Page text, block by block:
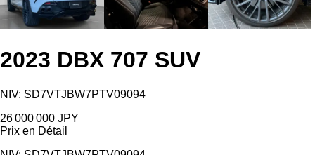
2023 DBX 707 SUV
NIV: SD7VTJBW7PTV09094
26 000 000 JPY
Prix ​​en Détail